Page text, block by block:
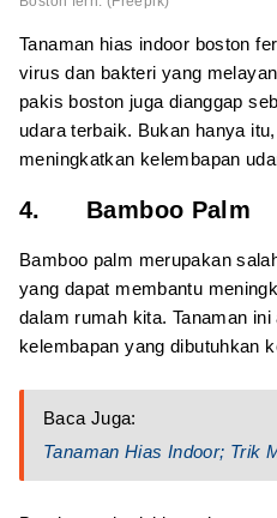
Tanaman hias indoor boston
virus dan bakteri yang
pakis boston juga dianggap
udara terbaik. Bukan hanya
meningkatkan kelembapan
4. Bamboo Palm
Bamboo palm merupakan
yang dapat membantu
dalam rumah kita. Tanaman
kelembapan yang dibutuhkan
Baca Juga:
Tanaman Hias Indoor; Trik